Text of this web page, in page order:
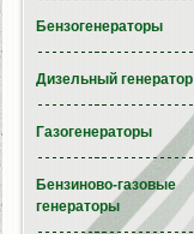
Бензогенераторы
Дизельный генератор
Газогенераторы
Бензиново-газовые
генераторы